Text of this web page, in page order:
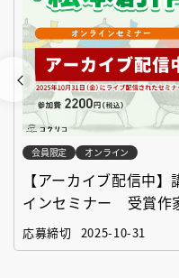
会員限定 オンライン
【アーカイブ配信中
インセミナー 受賞作
「絵本創作実践講座」
応募締切 2025-10-31